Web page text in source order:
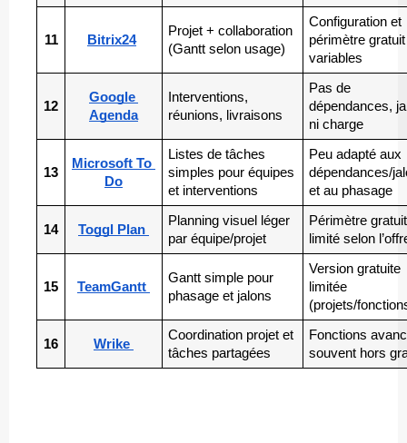
11 Bitrix24
Projet + collaboration
(Gantt selon usage)
Configuration et
périmètre gratuit
variables
12
Google
Agenda
Interventions,
réunions, livraisons
Pas de
dépendances,
ni charge
13
Microsoft To
Do
Listes de tâches
simples pour équipes
et interventions
Peu adapté aux
dépendances/
et au phasage
14 Toggl Plan
Planning visuel léger
par équipe/projet
Périmètre gratuit
limité selon
15 TeamGantt
Gantt simple pour
phasage et jalons
Version gratuite
limitée
(projets/
16 Wrike
Coordination projet et
tâches partagées
Fonctions
souvent hors